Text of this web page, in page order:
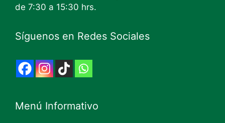
de 7:30 a 15:30 hrs.
Síguenos en Redes Sociales
Menú Informativo